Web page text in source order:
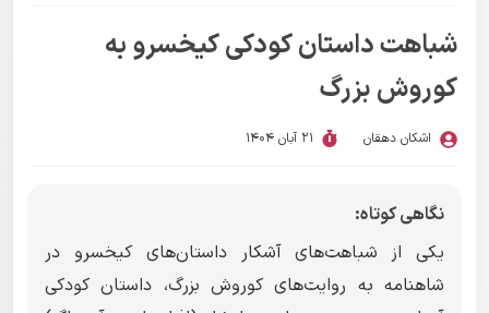
شباهت داستان کودکی کیخسرو به
کوروش بزرگ
اشکان دهقان 21 آبان 1404
نگاهی کوتاه:
یکی از شباهت‌های آشکار داستان‌های کیخسرو در
شاهنامه به روایت‌های کوروش بزرگ، داستان کودکی